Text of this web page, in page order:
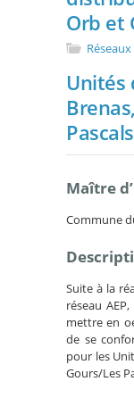
Orb et
Unités
Maître
Commune
Suite à la
réseau
mettre en
de se
pour les
Gours/Les